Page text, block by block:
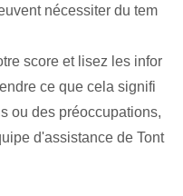
nécessiter du tem
score et lisez les infor
ce que cela signifi
ou des préoccupations,
d'assistance de Tont